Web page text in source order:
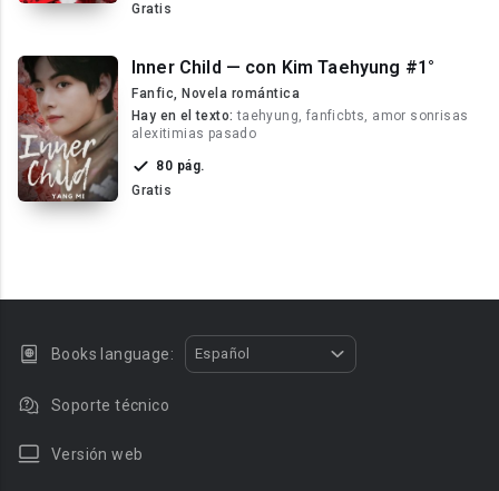
Gratis
Inner Child — con Kim Taehyung #1°
Fanfic, Novela romántica
Hay en el texto:taehyung, fanficbts, amor sonrisas
alexitimias pasado
80 pág.
Gratis
Books language: Español
Soporte técnico
Versión web